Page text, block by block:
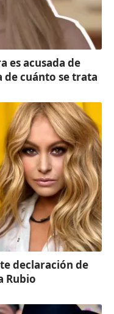
es acusada de
cuánto se trata
declaración de
Rubio